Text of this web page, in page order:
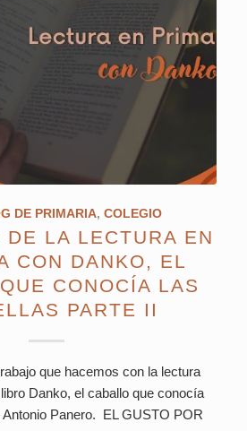
DE PRIMARIA,COLEGIO
DE LA LECTURA EN
CON DANKO, EL
CONOCÍA LAS
PARTE II
que hacemos con la lectura
Danko, el caballo que conocía
Panero. EL GUSTO POR